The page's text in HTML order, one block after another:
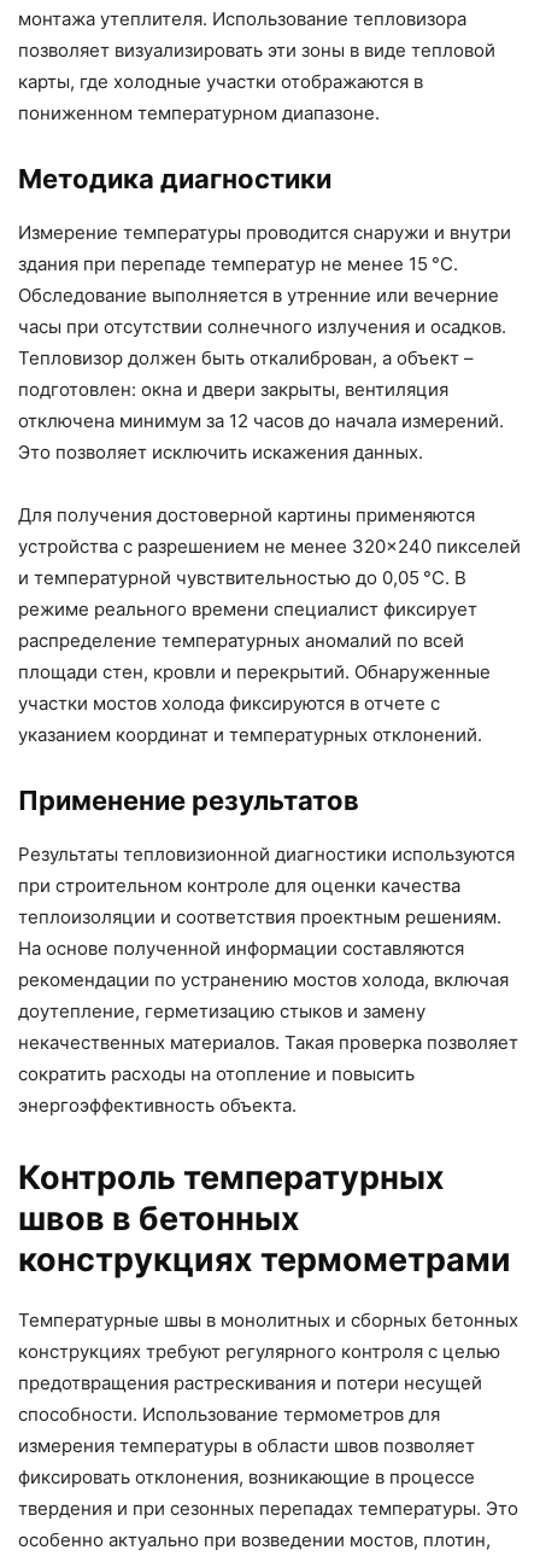
монтажа утеплителя. Использование тепловизора
позволяет визуализировать эти зоны в виде тепловой
карты, где холодные участки отображаются в
пониженном температурном диапазоне.
Методика диагностики
Измерение температуры проводится снаружи и внутри
здания при перепаде температур не менее 15 °C.
Обследование выполняется в утренние или вечерние
часы при отсутствии солнечного излучения и осадков.
Тепловизор должен быть откалиброван, а объект –
подготовлен: окна и двери закрыты, вентиляция
отключена минимум за 12 часов до начала измерений.
Это позволяет исключить искажения данных.
Для получения достоверной картины применяются
устройства с разрешением не менее 320×240 пикселей
и температурной чувствительностью до 0,05 °C. В
режиме реального времени специалист фиксирует
распределение температурных аномалий по всей
площади стен, кровли и перекрытий. Обнаруженные
участки мостов холода фиксируются в отчете с
указанием координат и температурных отклонений.
Применение результатов
Результаты тепловизионной диагностики используются
при строительном контроле для оценки качества
теплоизоляции и соответствия проектным решениям.
На основе полученной информации составляются
рекомендации по устранению мостов холода, включая
доутепление, герметизацию стыков и замену
некачественных материалов. Такая проверка позволяет
сократить расходы на отопление и повысить
энергоэффективность объекта.
Контроль температурных
швов в бетонных
конструкциях термометрами
Температурные швы в монолитных и сборных бетонных
конструкциях требуют регулярного контроля с целью
предотвращения растрескивания и потери несущей
способности. Использование термометров для
измерения температуры в области швов позволяет
фиксировать отклонения, возникающие в процессе
твердения и при сезонных перепадах температуры. Это
особенно актуально при возведении мостов, плотин,